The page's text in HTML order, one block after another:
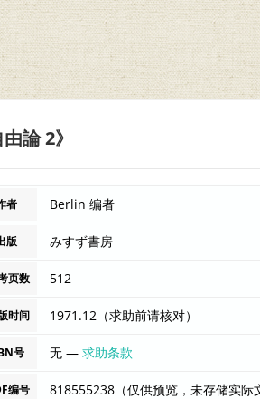
由論 2》
者 Berlin 编者
版 みすず書房
页数 512
时间 1971.12（求助前请核对）
号 无 —求助条款
编号 818555238（仅供预览，未存储实际